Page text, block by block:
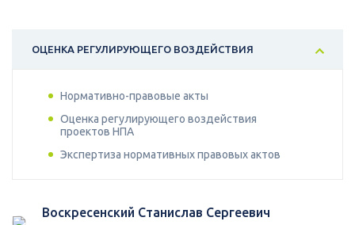
ОЦЕНКА РЕГУЛИРУЮЩЕГО ВОЗДЕЙСТВИЯ
Нормативно-правовые акты
Оценка регулирующего воздействия
проектов НПА
Экспертиза нормативных правовых актов
Воскресенский Станислав Сергеевич